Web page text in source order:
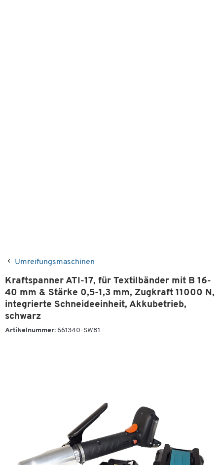
Umreifungsmaschinen
Kraftspanner ATI-17, für Textilbänder mit B 16-
40 mm & Stärke 0,5-1,3 mm, Zugkraft 11000 N,
integrierte Schneideeinheit, Akkubetrieb,
schwarz
Artikelnummer: 661340-SW81